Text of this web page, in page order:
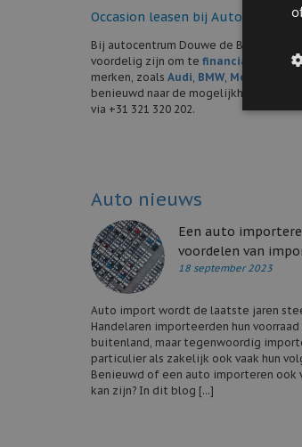
Occasion leasen bij Autocentrum
Bij autocentrum Douwe de Beer
voordelig zijn om te financial leasen
merken, zoals Audi, BMW, Mercedes-
benieuwd naar de mogelijkheden of
via +31 321 320 202.
Auto nieuws
Een auto
voordelen van
18 september 2023
Auto import wordt de laatste jaren
Handelaren importeerden hun
buitenland, maar tegenwoordig
particulier als zakelijk ook vaak hun
Benieuwd of een auto importeren ook
kan zijn? In dit blog [...]